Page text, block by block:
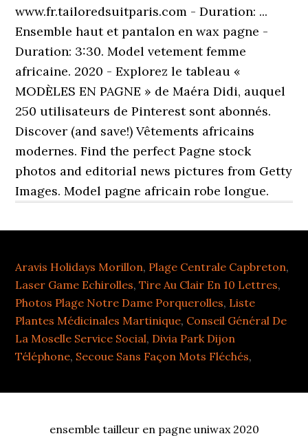
www.fr.tailoredsuitparis.com - Duration: ...
Ensemble haut et pantalon en wax pagne -
Duration: 3:30. Model vetement femme
africaine. 2020 - Explorez le tableau «
MODÈLES EN PAGNE » de Maéra Didi, auquel
250 utilisateurs de Pinterest sont abonnés.
Discover (and save!) Vêtements africains
modernes. Find the perfect Pagne stock
photos and editorial news pictures from Getty
Images. Model pagne africain robe longue.
Aravis Holidays Morillon, Plage Centrale Capbreton,
Laser Game Echirolles,Tire Au Clair En 10 Lettres,
Photos Plage Notre Dame Porquerolles, Liste
Plantes Médicinales Martinique, Conseil Général De
La Moselle Service Social, Divia Park Dijon
Téléphone, Secoue Sans Façon Mots Fléchés,
ensemble tailleur en pagne uniwax 2020